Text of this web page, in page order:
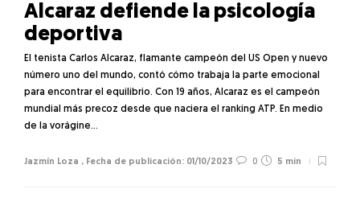
Alcaraz defiende la psicología
deportiva
El tenista Carlos Alcaraz, flamante campeón del US Open y nuevo
número uno del mundo, contó cómo trabaja la parte emocional
para encontrar el equilibrio. Con 19 años, Alcaraz es el campeón
mundial más precoz desde que naciera el ranking ATP. En medio
de la vorágine…
Jazmín Loza , 01/10/2023 0 5 min